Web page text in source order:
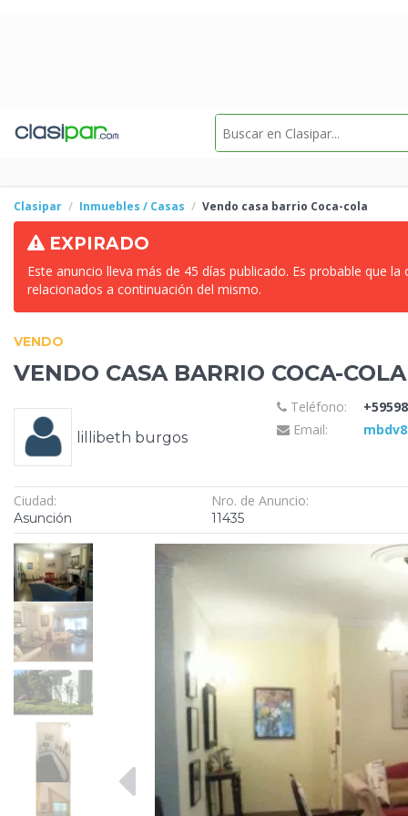
Clasipar Inmuebles / Casas Vendo casa barrio Coca-cola
EXPIRADO
Este anuncio lleva más de 45 días publicado. Es probable que
relacionados a continuación del mismo.
VENDO
VENDO CASA BARRIO COCA-COLA
lillibeth burgos
Teléfono:
Email:
Ciudad:
Asunción
Nro. de Anuncio:
11435